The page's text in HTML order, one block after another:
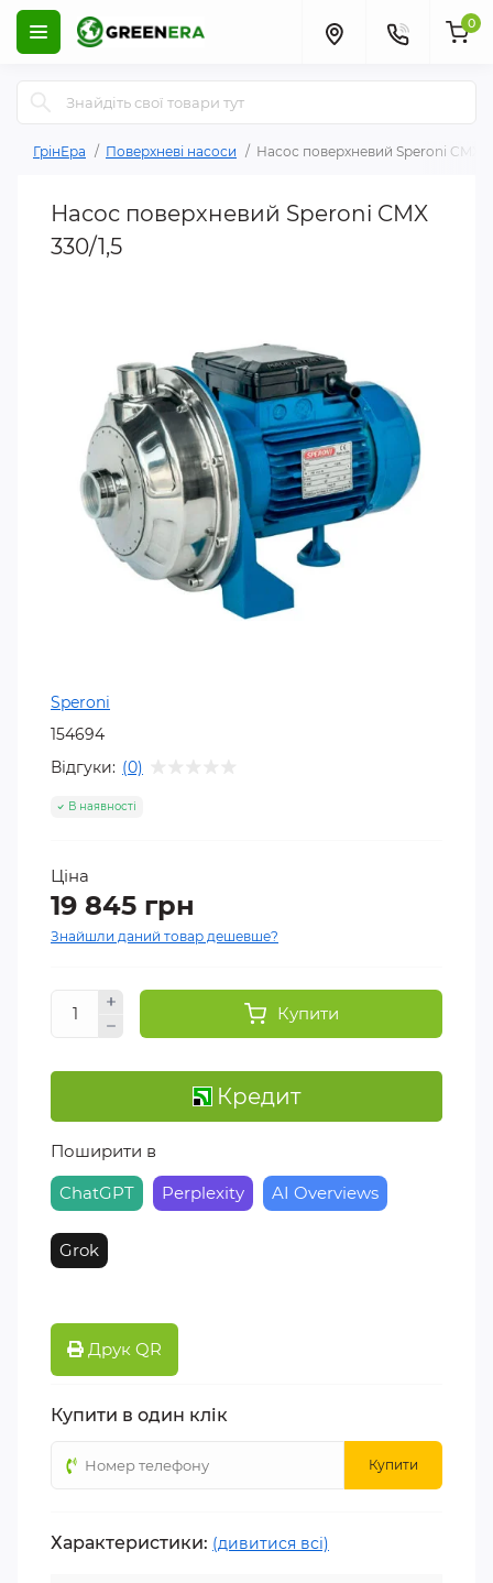
0
ГрінЕра Поверхневі насоси Насос поверхневий Speroni CMX
Насос поверхневий Speroni CMX
330/1,5
Speroni
154694
Відгуки: (0)
В наявності
Ціна
19 845 грн
Знайшли даний товар дешевше?
Купити
Кредит
Поширити в
ChatGPT
Perplexity AI Overviews
Grok
Друк QR
Купити в один клік
Купити
Характеристики: (дивитися всі)